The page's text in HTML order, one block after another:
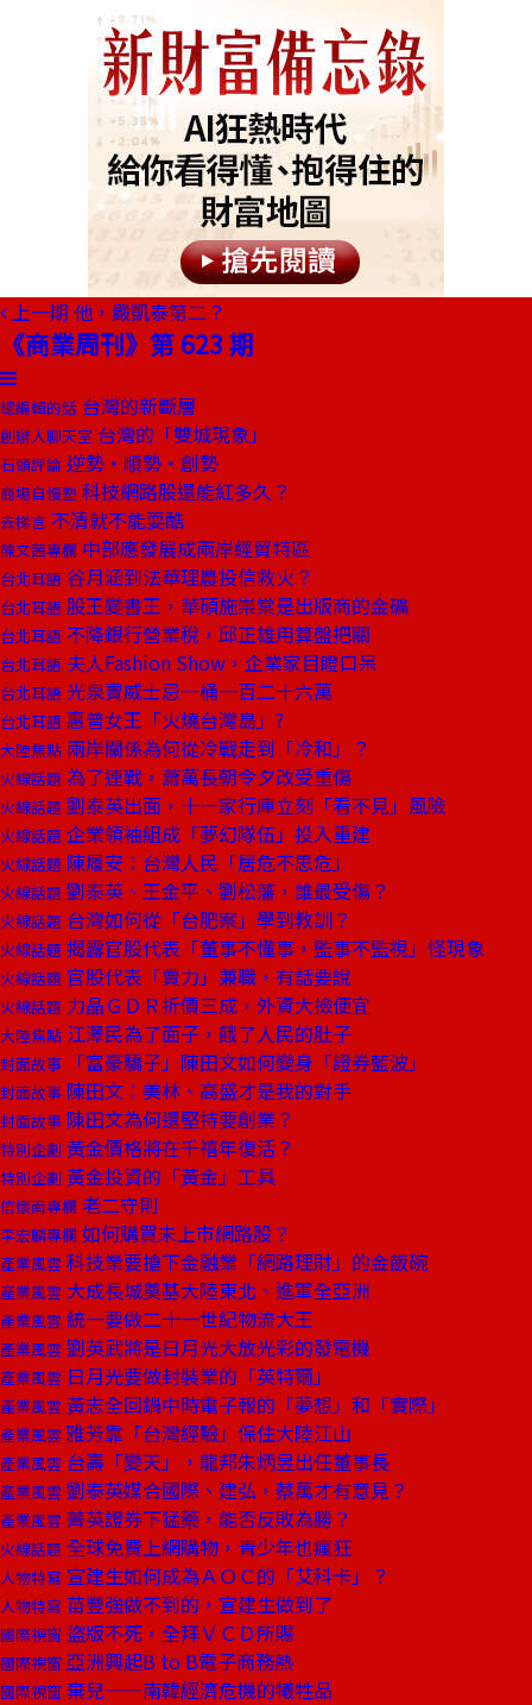
上一期 他，嚴凱泰第二？
《商業周刊》第 623 期
總編輯的話 台灣的新斷層
創辦人聊天室 台灣的「雙城現象」
石頭評論 逆勢‧順勢‧創勢
商場自慢塾 科技網路股還能紅多久？
去梯言 不清就不能耍酷
陳文茜專欄 中部應發展成兩岸經貿特區
台北耳語 谷月涵到法華理農投信救火？
台北耳語 股王變書王，華碩施崇棠是出版商的金礦
台北耳語 不降銀行營業稅，邱正雄用算盤把關
台北耳語 夫人Fashion Show，企業家目瞪口呆
台北耳語 光泉賣威士忌一桶一百二十六萬
台北耳語 惠普女王「火燒台灣島」?
大陸焦點 兩岸關係為何從冷戰走到「冷和」？
火線話題 為了連戰，蕭萬長朝令夕改受重傷
火線話題 劉泰英出面，十一家行庫立刻「看不見」風險
火線話題 企業領袖組成「夢幻隊伍」投入重建
火線話題 陳履安：台灣人民「居危不思危」
火線話題 劉泰英、王金平、劉松藩，誰最受傷？
火線話題 台灣如何從「台肥案」學到教訓？
火線話題 揭露官股代表「董事不懂事，監事不監視」怪現象
火線話題 官股代表「賣力」兼職，有話要說
火線話題 力晶ＧＤＲ折價三成，外資大撿便宜
大陸焦點 江澤民為了面子，餓了人民的肚子
封面故事 「富豪驕子」陳田文如何變身「證券藍波」
封面故事 陳田文：美林、高盛才是我的對手
封面故事 陳田文為何還堅持要創業？
特別企劃 黃金價格將在千禧年復活？
特別企劃 黃金投資的「黃金」工具
信懷南專欄 老二守則
李宏麟專欄 如何購買未上市網路股？
產業風雲 科技業要搶下金融業「網路理財」的金飯碗
產業風雲 大成長城奠基大陸東北、進軍全亞洲
產業風雲 統一要做二十一世紀物流大王
產業風雲 劉英武將是日月光大放光彩的發電機
產業風雲 日月光要做封裝業的「英特爾」
產業風雲 黃志全回鍋中時電子報的「夢想」和「實際」
產業風雲 雅芳靠「台灣經驗」保住大陸江山
產業風雲 台壽「變天」，龍邦朱炳昱出任董事長
產業風雲 劉泰英媒合國際、建弘，蔡萬才有意見？
產業風雲 菁英證券下猛藥，能否反敗為勝？
火線話題 全球免費上網購物，青少年也瘋狂
人物特寫 宣建生如何成為ＡＯＣ的「艾科卡」？
人物特寫 苗豐強做不到的，宣建生做到了
國際視窗 盜版不死，全拜ＶＣＤ所賜
國際視窗 亞洲興起B to B電子商務熱
國際視窗 棄兒——南韓經濟危機的犧牲品